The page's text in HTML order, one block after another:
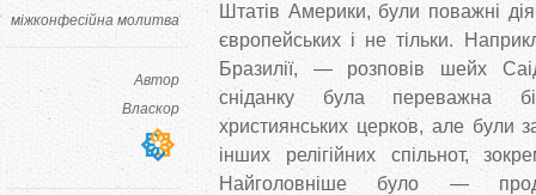
міжконфесійна молитва
Автор
Власкор
Штатів Америки, були поважні
європейських і не тільки.
Бразилії, — розповів шейх
сніданку була переважна
християнських церков, але були
інших релігійних спільнот,
Найголовніше було —